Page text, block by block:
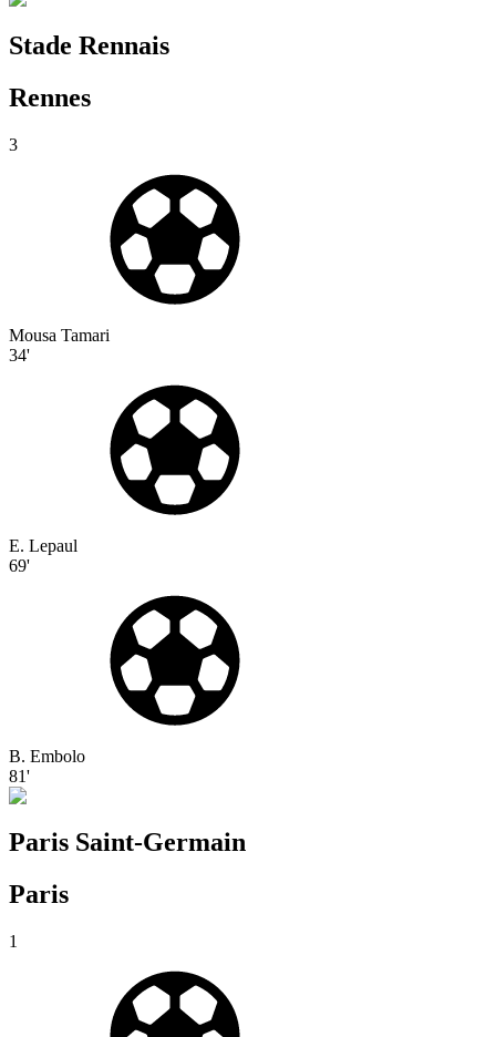
Stade Rennais
Rennes
3
Mousa Tamari
34'
E. Lepaul
69'
B. Embolo
81'
Paris Saint-Germain
Paris
1